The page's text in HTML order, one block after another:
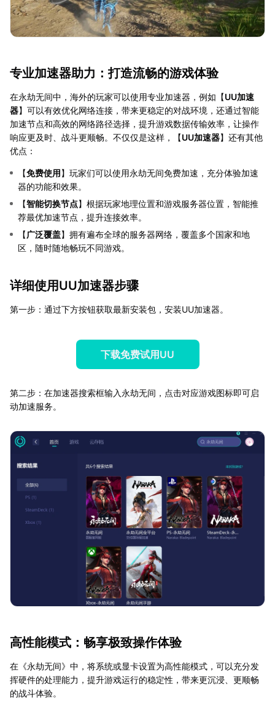
专业加速器助力：打造流畅的游戏体验
在永劫无间中，海外的玩家可以使用专业加速器，例如【UU加速
器】可以有效优化网络连接，带来更稳定的对战环境，还通过智能
加速节点和高效的网络路径选择，提升游戏数据传输效率，让操作
响应更及时、战斗更顺畅。不仅仅是这样，【UU加速器】还有其他
优点：
【免费使用】玩家们可以使用永劫无间免费加速，充分体验加速
器的功能和效果。
【智能切换节点】根据玩家地理位置和游戏服务器位置，智能推
荐最优加速节点，提升连接效率。
【广泛覆盖】拥有遍布全球的服务器网络，覆盖多个国家和地
区，随时随地畅玩不同游戏。
详细使用UU加速器步骤
第一步：通过下方按钮获取最新安装包，安装UU加速器。
下载免费试用UU
第二步：在加速器搜索框输入永劫无间，点击对应游戏图标即可启
动加速服务。
高性能模式：畅享极致操作体验
在《永劫无间》中，将系统或显卡设置为高性能模式，可以充分发
挥硬件的处理能力，提升游戏运行的稳定性，带来更沉浸、更顺畅
的战斗体验。